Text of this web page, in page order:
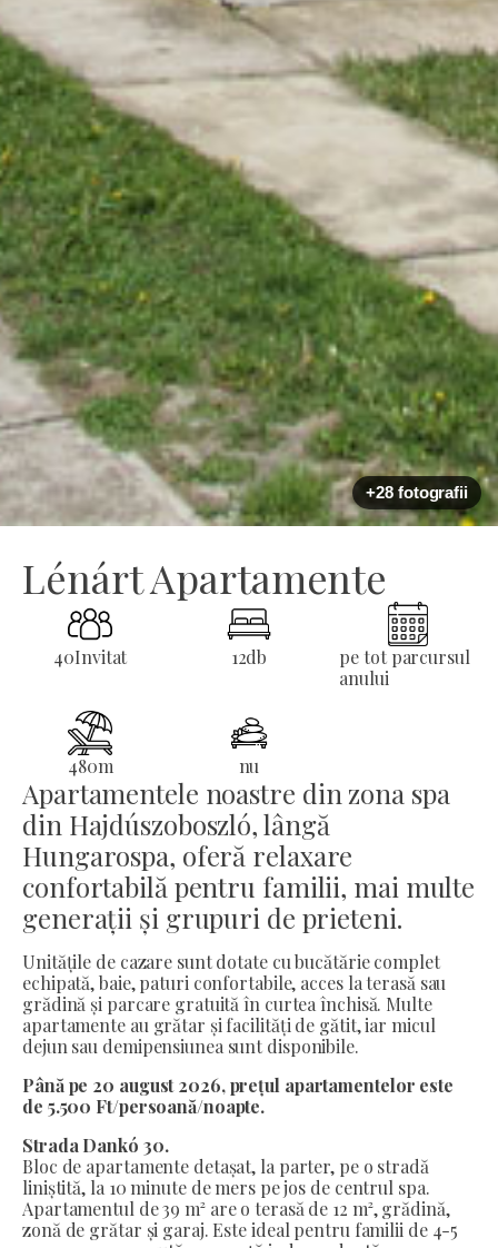
+28 fotografii
Lénárt Apartamente
40Invitat 12db
pe tot parcursul
anului
480m nu
Apartamentele noastre din zona spa
din Hajdúszoboszló, lângă
Hungarospa, oferă relaxare
confortabilă pentru familii, mai multe
generații și grupuri de prieteni.
Unitățile de cazare sunt dotate cu bucătărie complet
echipată, baie, paturi confortabile, acces la terasă sau
grădină și parcare gratuită în curtea închisă. Multe
apartamente au grătar și facilități de gătit, iar micul
dejun sau demipensiunea sunt disponibile.
Până pe 20 august 2026, prețul apartamentelor este
de 5.500 Ft/persoană/noapte.
Strada Dankó 30.
Bloc de apartamente detașat, la parter, pe o stradă
liniștită, la 10 minute de mers pe jos de centrul spa.
Apartamentul de 39 m² are o terasă de 12 m², grădină,
zonă de grătar și garaj. Este ideal pentru familii de 4-5